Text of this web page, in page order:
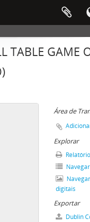
TABLE GAME
Área de
Explorar
digitais
Exportar
Dublin